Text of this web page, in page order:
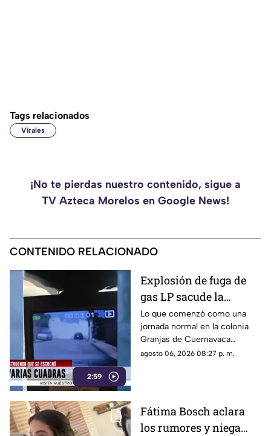
Tags relacionados
Virales
¡No te pierdas nuestro contenido, sigue a
TV Azteca Morelos en Google News!
CONTENIDO RELACIONADO
2:59
Explosión de fuga de
gas LP sacude la
colonia Las Granjas
Lo que comenzó como una
jornada normal en la colonia
Granjas de Cuernavaca
terminó en una movilización
agosto 06, 2026 08:27 p. m.
Fátima Bosch aclara
los rumores y niega